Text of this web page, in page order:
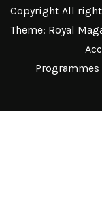
Copyright All right
Theme: Royal
Programmes